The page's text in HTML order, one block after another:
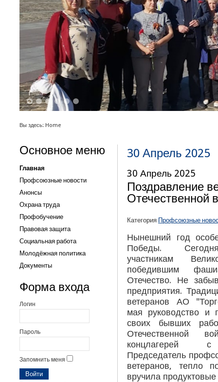
1 2 3 4 5 6
Вы здесь: Home
Основное меню
Главная
Профсоюзные новости
Анонсы
Охрана труда
Профобучение
Правовая защита
Социальная работа
Молодёжная политика
Документы
Форма входа
Логин
Пароль
Запомнить меня
30 Апрель 2025
30 Апрель 2025
Поздравление
Отечественной
Категория Профсоюзные
Нынешний год
Победы.
участникам
победившим
Отечество. Не
предприятия.
ветеранов АО
мая руководство и
своих бывших
Отечественной
концлагерей
Председатель
ветеранов, тепло
вручила